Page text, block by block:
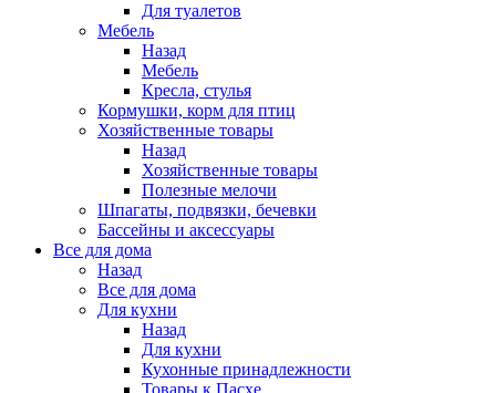
Для туалетов
Мебель
Назад
Мебель
Кресла, стулья
Кормушки, корм для птиц
Хозяйственные товары
Назад
Хозяйственные товары
Полезные мелочи
Шпагаты, подвязки, бечевки
Бассейны и аксессуары
Все для дома
Назад
Все для дома
Для кухни
Назад
Для кухни
Кухонные принадлежности
Товары к Пасхе